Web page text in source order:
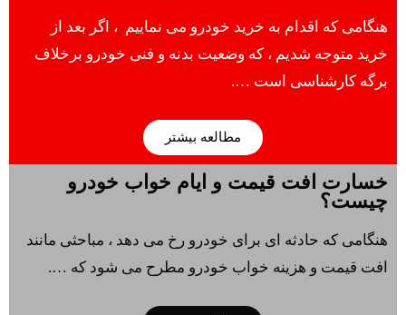
هنگامی که اقدام به خرید خودرو می نماییم ، اگر بعد از
خرید متوجه شدیم ، که وضعیت بدنه و فنی خودرو برخلاف
برگه کارشناسی است ….
مطالعه بیشتر
خسارت افت قیمت و ایام خواب خودرو
چیست؟
هنگامی که حادثه ای برای خودرو رخ می دهد ، مباحثی مانند
افت قیمت و هزینه خواب خودرو مطرح می شود که ….